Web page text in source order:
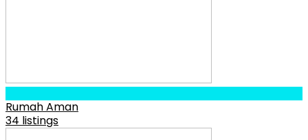
Rumah Aman
34 listings